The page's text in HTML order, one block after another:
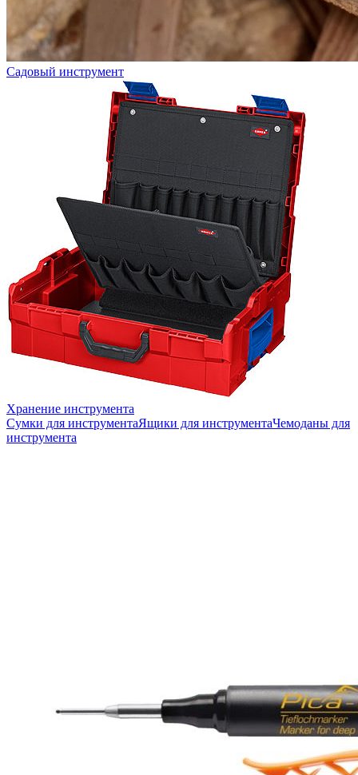
Садовый инструмент
Хранение инструмента
Сумки для инструментаЯщики для инструментаЧемоданы для
инструмента